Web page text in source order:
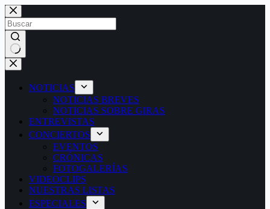
Saltar
al
contenido
Sin
resultados
NOTICIAS
NOTICIAS BREVES
NOTICIAS SOBRE GIRAS
ENTREVISTAS
CONCIERTOS
EVENTOS
CRÓNICAS
FOTOGALERÍAS
VIDEOCLIPS
NUESTRAS LISTAS
ESPECIALES